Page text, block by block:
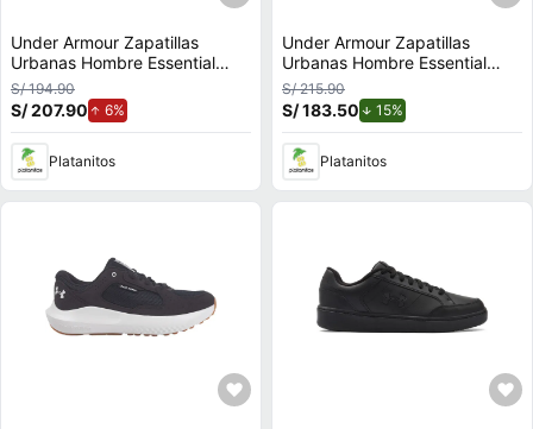
Under Armour Zapatillas
Urbanas Hombre Essential
Runner
S/ 194.90
S/ 207.90 6%
Platanitos
Under Armour Zapatillas
Urbanas Hombre Essential
Runner
S/ 215.90
S/ 183.50 15%
Platanitos